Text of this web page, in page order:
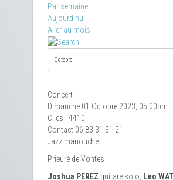
Par semaine
Aujourd'hui
Aller au mois
Concert
Dimanche 01 Octobre 2023, 05:00pm
Clics : 4410
Contact 06 83 31 31 21
Jazz manouche
Prieuré de Vontes
Joshua PEREZ guitare solo, Leo